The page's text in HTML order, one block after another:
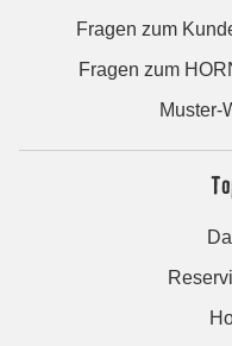
Fragen zum
Fragen zum
Muster-